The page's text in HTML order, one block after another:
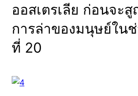
ออสเตรเลีย ก่อนจะ
การล่าของมนุษย์ใน
ที่ 20